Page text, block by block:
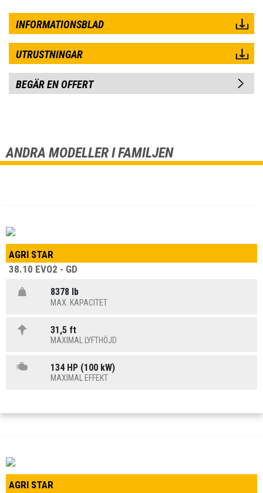
INFORMATIONSBLAD
UTRUSTNINGAR
BEGÄR EN OFFERT
ANDRA MODELLER I FAMILJEN
AGRI STAR
38.10 EVO2 - GD
8378 lb
MAX. KAPACITET
31,5 ft
MAXIMAL LYFTHÖJD
134 HP (100 kW)
MAXIMAL EFFEKT
AGRI STAR